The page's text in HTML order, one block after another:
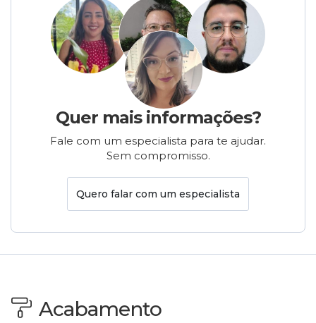
Quer mais informações?
Fale com um especialista para te ajudar.
Sem compromisso.
Quero falar com um especialista
Acabamento